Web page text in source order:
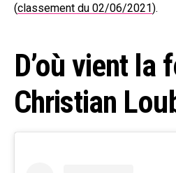
(classement du 02/06/2021).
D’où vient la
Christian